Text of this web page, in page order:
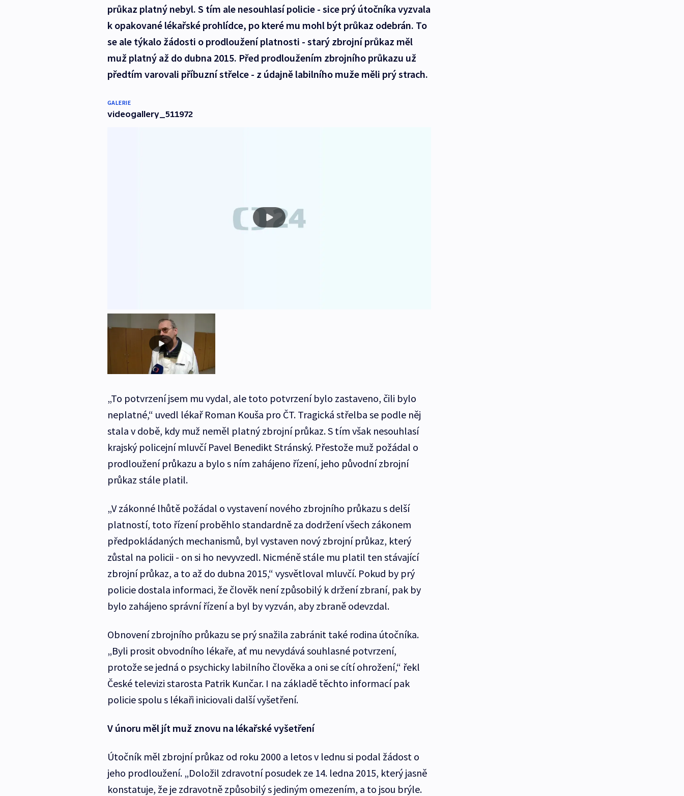
průkaz platný nebyl. S tím ale nesouhlasí policie - sice prý útočníka vyzvala
k opakované lékařské prohlídce, po které mu mohl být průkaz odebrán. To
se ale týkalo žádosti o prodloužení platnosti - starý zbrojní průkaz měl
muž platný až do dubna 2015. Před prodloužením zbrojního průkazu už
předtím varovali příbuzní střelce - z údajně labilního muže měli prý strach.
GALERIE
videogallery_511972
„To potvrzení jsem mu vydal, ale toto potvrzení bylo zastaveno, čili bylo
neplatné,“ uvedl lékař Roman Kouša pro ČT. Tragická střelba se podle něj
stala v době, kdy muž neměl platný zbrojní průkaz. S tím však nesouhlasí
krajský policejní mluvčí Pavel Benedikt Stránský. Přestože muž požádal o
prodloužení průkazu a bylo s ním zahájeno řízení, jeho původní zbrojní
průkaz stále platil.
„V zákonné lhůtě požádal o vystavení nového zbrojního průkazu s delší
platností, toto řízení proběhlo standardně za dodržení všech zákonem
předpokládaných mechanismů, byl vystaven nový zbrojní průkaz, který
zůstal na policii - on si ho nevyvzedl. Nicméně stále mu platil ten stávající
zbrojní průkaz, a to až do dubna 2015,“ vysvětloval mluvčí. Pokud by prý
policie dostala informaci, že člověk není způsobilý k držení zbraní, pak by
bylo zahájeno správní řízení a byl by vyzván, aby zbraně odevzdal.
Obnovení zbrojního průkazu se prý snažila zabránit také rodina útočníka.
„Byli prosit obvodního lékaře, ať mu nevydává souhlasné potvrzení,
protože se jedná o psychicky labilního člověka a oni se cítí ohrožení,“ řekl
České televizi starosta Patrik Kunčar. I na základě těchto informací pak
policie spolu s lékaři iniciovali další vyšetření.
V únoru měl jít muž znovu na lékařské vyšetření
Útočník měl zbrojní průkaz od roku 2000 a letos v lednu si podal žádost o
jeho prodloužení. „Doložil zdravotní posudek ze 14. ledna 2015, který jasně
konstatuje, že je zdravotně způsobilý s jediným omezením, a to jsou brýle.